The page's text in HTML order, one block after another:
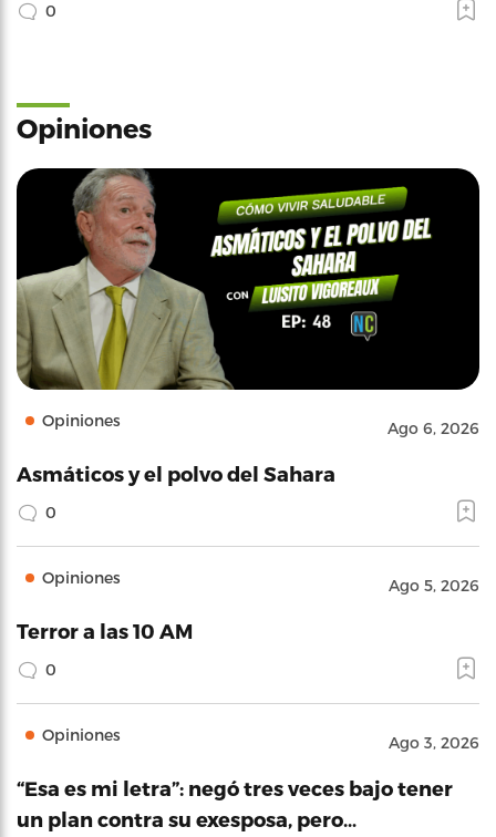
0
Opiniones
Opiniones Ago 6, 2026
Asmáticos y el polvo del Sahara
0
Opiniones Ago 5, 2026
Terror a las 10 AM
0
Opiniones Ago 3, 2026
“Esa es mi letra”: negó tres veces bajo tener
un plan contra su exesposa, pero…